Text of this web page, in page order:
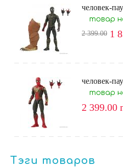
человек-
товар
2 399.00 1
человек-
товар
2 399.00
Тэги товаров